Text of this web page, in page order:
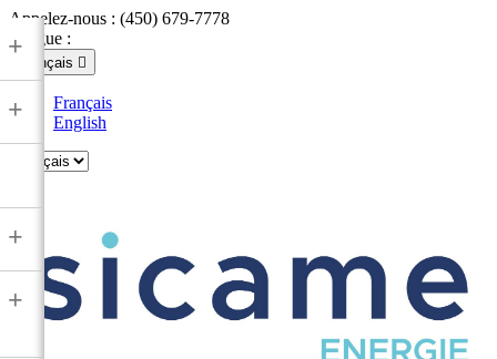
Appelez-nous : (450) 679-7778
Langue :
Français 
Français
English
+
+
+
+